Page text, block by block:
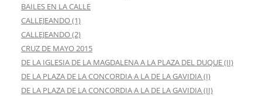
BAILES EN LA CALLE
CALLEJEANDO (1)
CALLEJEANDO (2)
CRUZ DE MAYO 2015
DE LA IGLESIA DE LA MAGDALENA A LA PLAZA DEL DUQUE (II)
DE LA PLAZA DE LA CONCORDIA A LA DE LA GAVIDIA (I)
DE LA PLAZA DE LA CONCORDIA A LA DE LA GAVIDIA (II)